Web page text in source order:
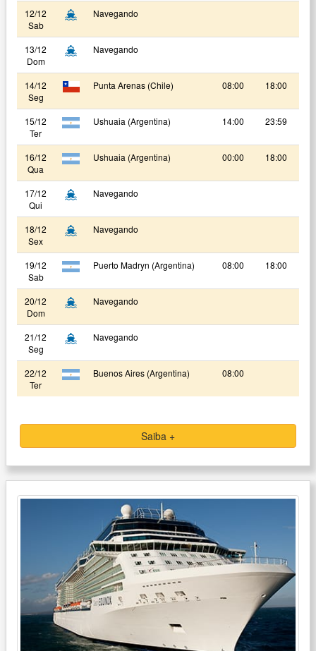
12/12
Sab
Navegando
13/12
Dom
Navegando
14/12
Seg
Punta Arenas (Chile) 08:00 18:00
15/12
Ter
Ushuaia (Argentina) 14:00 23:59
16/12
Qua
Ushuaia (Argentina) 00:00 18:00
17/12
Qui
Navegando
18/12
Sex
Navegando
19/12
Sab
Puerto Madryn (Argentina) 08:00 18:00
20/12
Dom
Navegando
21/12
Seg
Navegando
22/12
Ter
Buenos Aires (Argentina) 08:00
Saiba +